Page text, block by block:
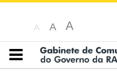
A A A
Índice